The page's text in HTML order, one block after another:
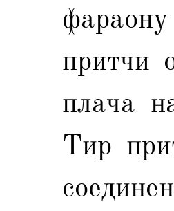
притчи
плача
Тир